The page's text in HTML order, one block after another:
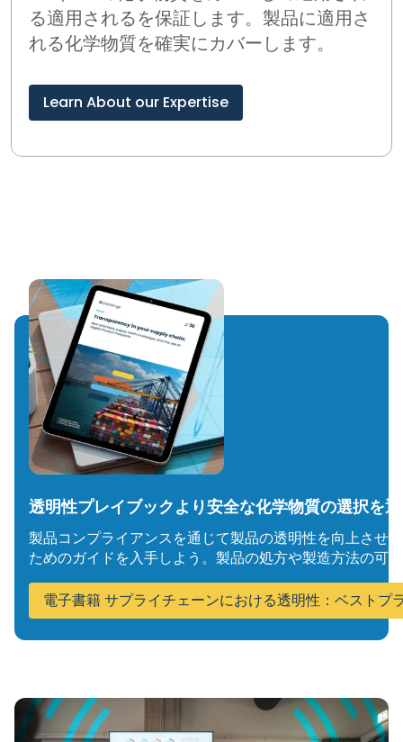
る適用されるを保証します。 製品に適用さ
れる化学物質を確実にカバーします。
Learn About our Expertise
透明性プレイブックより安全な化学物質の選択を
製品コンプライアンスを通じて製品の透明性を向上させ
ためのガイドを入手しよう。 製品の処方や製造方法の可
電子書籍 サプライチェーンにおける透明性：ベスト